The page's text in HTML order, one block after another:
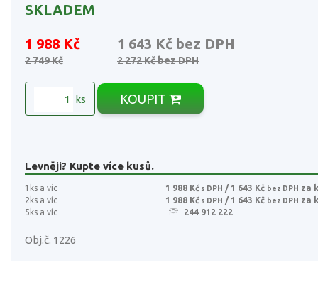
SKLADEM
1 988 Kč 1 643 Kč bez DPH
2 749 Kč 2 272 Kčbez DPH
ks KOUPIT
Levněji? Kupte více kusů.
1ks a víc 1 988 Kč s DPH / 1 643 Kč bez DPH za
2ks a víc
1 988 Kč s DPH / 1 643 Kč bez DPH za
5ks a víc
244 912 222
Obj.č. 1226